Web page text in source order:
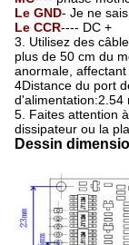
Le GND- Je ne sais
Le CCR---- DC +
3. Utilisez des
plus de 50 cm du
anormale, affectant
4Distance du port
d'alimentation:2.54
5. Faites attention
dissipateur ou la
Dessin